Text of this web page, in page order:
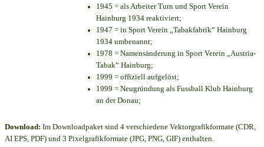
1945 = als Arbeiter Turn und Sport Verein
Hainburg 1934 reaktiviert;
1947 = in Sport Verein „Tabakfabrik“ Hainburg
1934 umbenannt;
1978 = Namensänderung in Sport Verein „Austria-
Tabak“ Hainburg;
1999 = offiziell aufgelöst;
1999 = Neugründung als Fussball Klub Hainburg
an der Donau;
Download: Im Downloadpaket sind 4 verschiedene Vektorgrafikformate (CDR,
AI EPS, PDF) und 3 Pixelgrafikformate (JPG, PNG, GIF) enthalten.